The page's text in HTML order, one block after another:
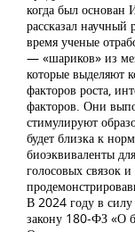
когда был основан
рассказал
время ученые
— «шариков» из
которые выделяют
факторов роста,
факторов. Они
стимулируют
будет близка к
биоэквиваленты
голосовых связок
В 2024 году в
закону 180-ФЗ «О